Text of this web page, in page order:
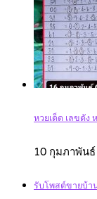
หวยเด็ด เลขดัง
10 กุมภาพัน
รับโพสต์ขายบ้า